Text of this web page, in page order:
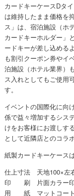
カードキーケースDタ
は維持したまま価格を
ス」は、宿泊施設（ホ
カードキーホルダー」
ードキーが差し込める
も割引クーポン券やイ
泊施設（ホテル業界）
ス入れとしてもご使用
す。
イベントの国際化に向
係で益々増加するシス
けをお客様にお渡しす
として近隣店とのコラ
紙製カードキーケース
仕上寸法 天地100×左
印 刷 片面カラー印
用 紙 マットコート